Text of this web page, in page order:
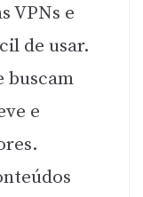
VPNs e
de usar.
buscam
e